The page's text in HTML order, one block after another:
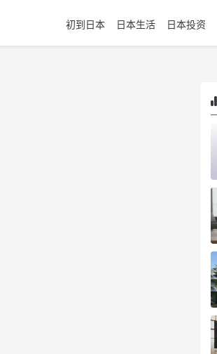
初到日本 日本生活 日本投资